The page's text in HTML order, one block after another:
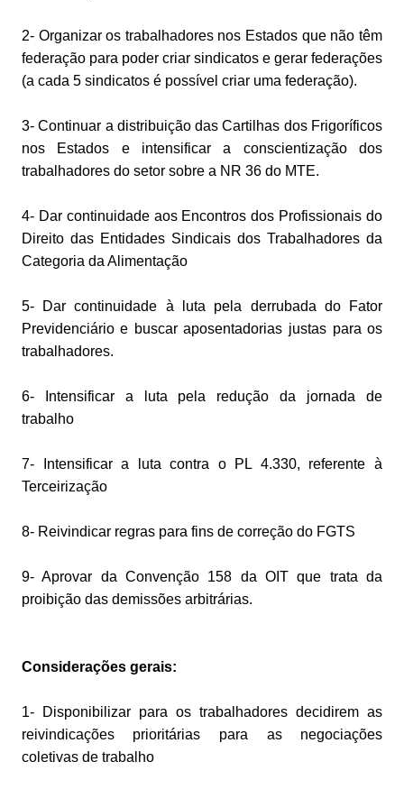
2- Organizar os trabalhadores nos Estados que não têm
federação para poder criar sindicatos e gerar federações
(a cada 5 sindicatos é possível criar uma federação).
3- Continuar a distribuição das Cartilhas dos Frigoríficos
nos Estados e intensificar a conscientização dos
trabalhadores do setor sobre a NR 36 do MTE.
4- Dar continuidade aos Encontros dos Profissionais do
Direito das Entidades Sindicais dos Trabalhadores da
Categoria da Alimentação
5- Dar continuidade à luta pela derrubada do Fator
Previdenciário e buscar aposentadorias justas para os
trabalhadores.
6- Intensificar a luta pela redução da jornada de
trabalho
7- Intensificar a luta contra o PL 4.330, referente à
Terceirização
8- Reivindicar regras para fins de correção do FGTS
9- Aprovar da Convenção 158 da OIT que trata da
proibição das demissões arbitrárias.
Considerações gerais:
1- Disponibilizar para os trabalhadores decidirem as
reivindicações prioritárias para as negociações
coletivas de trabalho